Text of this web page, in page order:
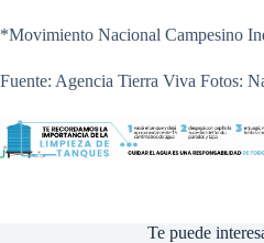
*Movimiento Nacional Campesino
Fuente: Agencia Tierra Viva Fotos:
Te puede